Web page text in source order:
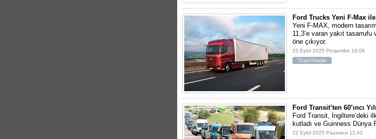
Ford Trucks Yeni F-Max
Yeni F-MAX, modern
11,3’e varan yakıt
öne çıkıyor.
25 Eylül 2025 Perşembe 18:08
Ticari Araçlar
Ford Transit’ten 60’ıncı
Ford Transit, İngiltere’deki
kutladı ve Guinness Dünya
22 Eylül 2025 Pazartesi 12:42